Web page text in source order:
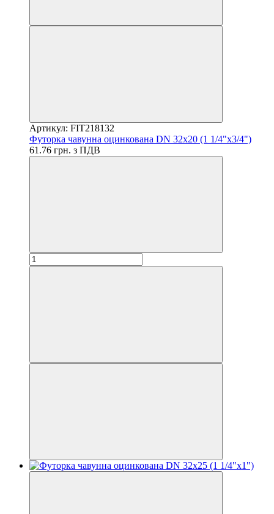
Артикул: FIT218132
Футорка чавунна оцинкована DN 32x20 (1 1/4"x3/4")
61.76 грн. з ПДВ